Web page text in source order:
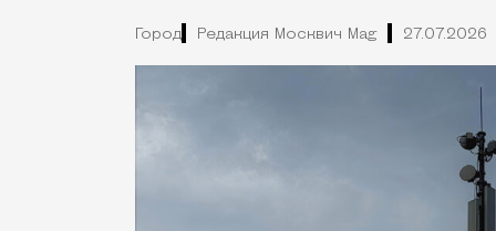
Город Редакция Москвич Mag 27.07.2026